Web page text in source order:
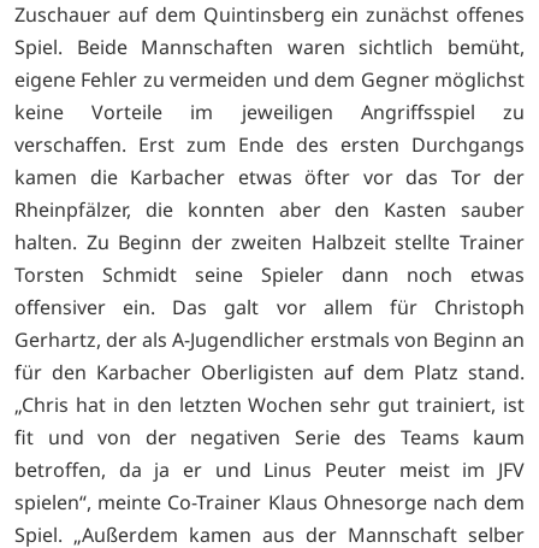
Zuschauer auf dem Quintinsberg ein zunächst offenes
Spiel. Beide Mannschaften waren sichtlich bemüht,
eigene Fehler zu vermeiden und dem Gegner möglichst
keine Vorteile im jeweiligen Angriffsspiel zu
verschaffen. Erst zum Ende des ersten Durchgangs
kamen die Karbacher etwas öfter vor das Tor der
Rheinpfälzer, die konnten aber den Kasten sauber
halten. Zu Beginn der zweiten Halbzeit stellte Trainer
Torsten Schmidt seine Spieler dann noch etwas
offensiver ein. Das galt vor allem für Christoph
Gerhartz, der als A-Jugendlicher erstmals von Beginn an
für den Karbacher Oberligisten auf dem Platz stand.
„Chris hat in den letzten Wochen sehr gut trainiert, ist
fit und von der negativen Serie des Teams kaum
betroffen, da ja er und Linus Peuter meist im JFV
spielen“, meinte Co-Trainer Klaus Ohnesorge nach dem
Spiel. „Außerdem kamen aus der Mannschaft selber